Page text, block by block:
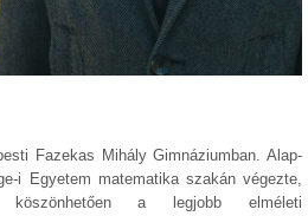
Fazekas Mihály Gimnáziumban. Alap-
i Egyetem matematika szakán végezte,
köszönhetően a legjobb elméleti